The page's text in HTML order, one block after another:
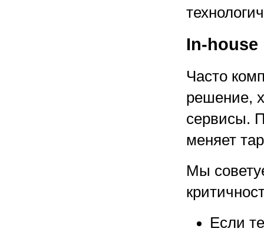
In-house
Часто
решение,
сервисы.
меняет
Мы
Если